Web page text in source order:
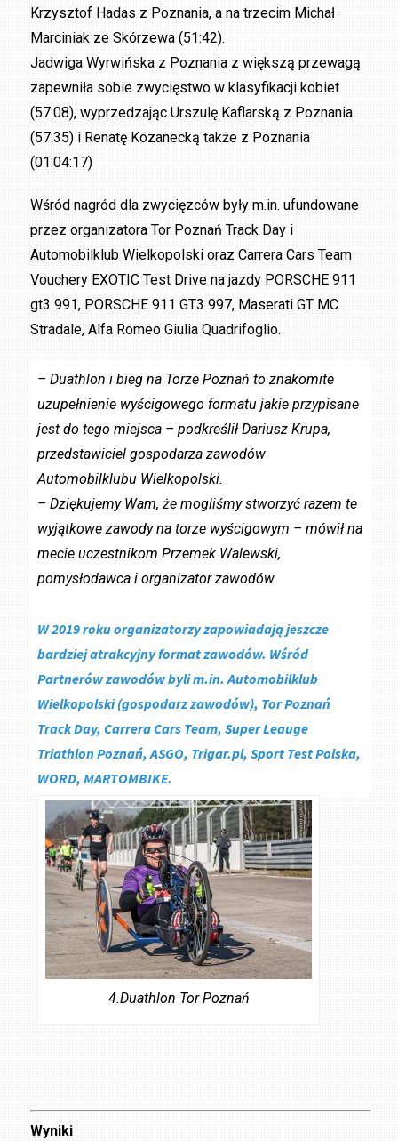
Krzysztof Hadas z Poznania, a na trzecim Michał
Marciniak ze Skórzewa (51:42).
Jadwiga Wyrwińska z Poznania z większą przewagą
zapewniła sobie zwycięstwo w klasyfikacji kobiet
(57:08), wyprzedzając Urszulę Kaflarską z Poznania
(57:35) i Renatę Kozanecką także z Poznania
(01:04:17)
Wśród nagród dla zwycięzców były m.in. ufundowane
przez organizatora Tor Poznań Track Day i
Automobilklub Wielkopolski oraz Carrera Cars Team
Vouchery EXOTIC Test Drive na jazdy PORSCHE 911
gt3 991, PORSCHE 911 GT3 997, Maserati GT MC
Stradale, Alfa Romeo Giulia Quadrifoglio.
– Duathlon i bieg na Torze Poznań to znakomite
uzupełnienie wyścigowego formatu jakie przypisane
jest do tego miejsca – podkreślił Dariusz Krupa,
przedstawiciel gospodarza zawodów
Automobilklubu Wielkopolski.
– Dziękujemy Wam, że mogliśmy stworzyć razem te
wyjątkowe zawody na torze wyścigowym – mówił na
mecie uczestnikom Przemek Walewski,
pomysłodawca i organizator zawodów.
W 2019 roku organizatorzy zapowiadają jeszcze
bardziej atrakcyjny format zawodów. Wśród
Partnerów zawodów byli m.in. Automobilklub
Wielkopolski (gospodarz zawodów), Tor Poznań
Track Day, Carrera Cars Team, Super Leauge
Triathlon Poznań, ASGO, Trigar.pl, Sport Test Polska,
WORD, MARTOMBIKE.
4.Duathlon Tor Poznań
Wyniki